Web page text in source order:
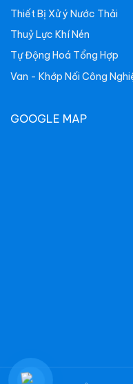
Thiết Bị Xử ý Nước Thải
Thuỷ Lực Khí Nén
Tự Động Hoá Tổng Hợp
Van - Khớp Nối Công
GOOGLE MAP